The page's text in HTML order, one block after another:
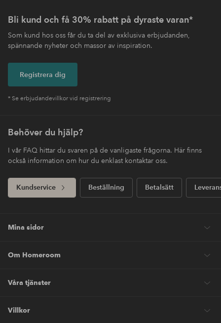
Bli kund och få 30% rabatt på dyraste varan*
Som kund hos oss får du ta del av exklusiva erbjudanden,
spännande nyheter och massor av inspiration.
Registrera dig
* Se erbjudandevillkor vid registrering
Behöver du hjälp?
I vår FAQ hittar du svaren på de vanligaste frågorna. Här finns
också information om hur du enklast kontaktar oss.
Kundservice Beställning Betalsätt
Mina sidor
Om Homeroom
Våra tjänster
Villkor